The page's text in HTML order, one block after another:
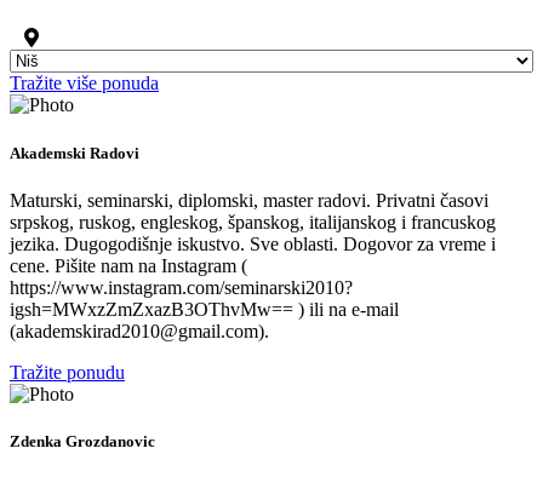
Tražite više ponuda
Akademski Radovi
Maturski, seminarski, diplomski, master radovi. Privatni časovi
srpskog, ruskog, engleskog, španskog, italijanskog i francuskog
jezika. Dugogodišnje iskustvo. Sve oblasti. Dogovor za vreme i
cene. Pišite nam na Instagram (
https://www.instagram.com/seminarski2010?
igsh=MWxzZmZxazB3OThvMw== ) ili na e-mail
(akademskirad2010@gmail.com).
Tražite ponudu
Zdenka Grozdanovic